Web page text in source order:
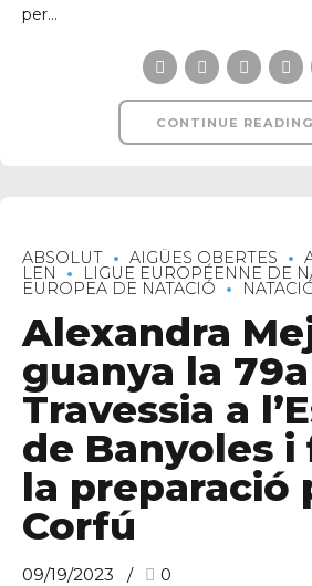
per...
CONTINUE READING
ABSOLUT AIGÜES OBERTES
LEN LIGUE EUROPÉENNE DE
EUROPEA DE NATACIÓ
Alexandra
guanya la 79a
Travessia a
de Banyoles
la preparació
Corfú
09/19/2023 0